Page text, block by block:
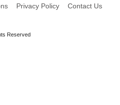
Privacy Policy Contact Us
Reserved